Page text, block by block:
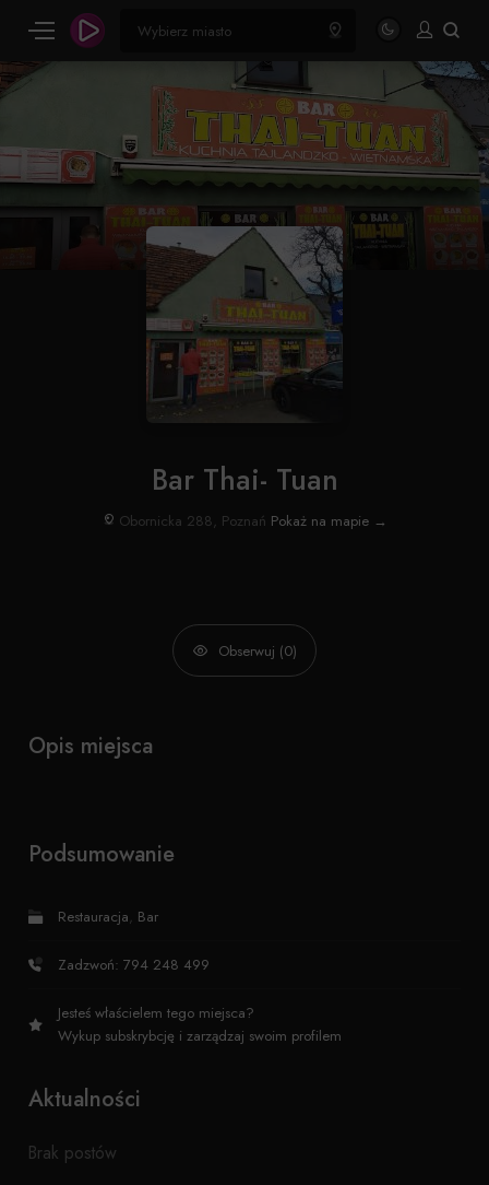
Bar Thai- Tuan
Obornicka 288, Poznań Pokaż na mapie →
Obserwuj (0)
Opis miejsca
Podsumowanie
Restauracja, Bar
Zadzwoń: 794 248 499
Jesteś właścielem tego miejsca?
Wykup subskrybcję i zarządzaj swoim profilem
Aktualności
Brak postów